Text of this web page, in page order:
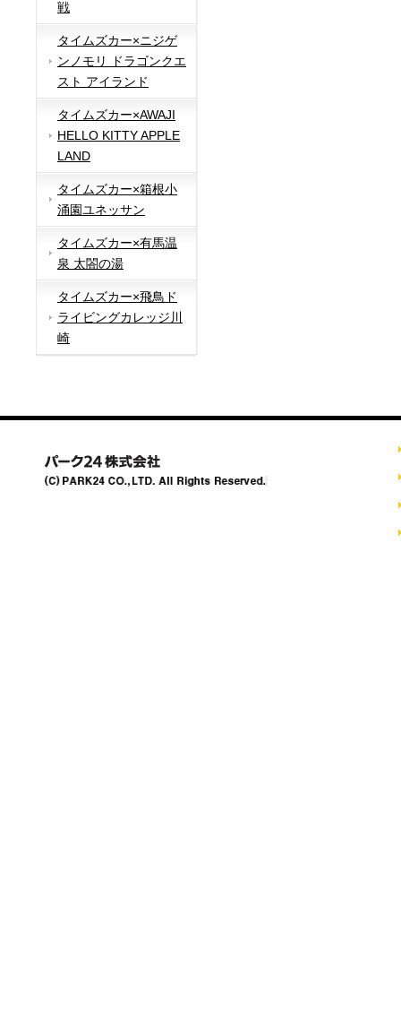
戦
タイムズカー×ニジゲ
ンノモリ ドラゴンクエ
スト アイランド
タイムズカー×AWAJI
HELLO KITTY APPLE
LAND
タイムズカー×箱根小
涌園ユネッサン
タイムズカー×有馬温
泉 太閤の湯
タイムズカー×飛鳥ド
ライビングカレッジ川
崎